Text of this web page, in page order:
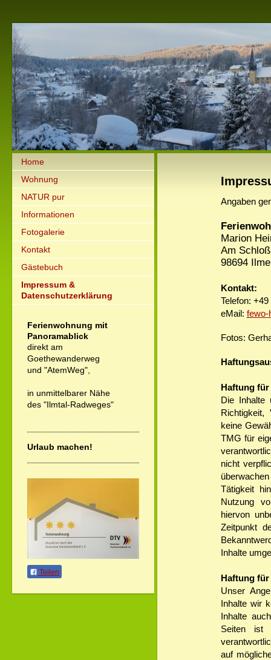
Home
Wohnung
NATUR pur
Informationen
Fotogalerie
Kontakt
Gästebuch
Impressum &
Datenschutzerklärung
Ferienwohnung mit
Panoramablick
direkt am
Goethewanderweg
und "AtemWeg",
in unmittelbarer Nähe
des "Ilmtal-Radweges"
Urlaub machen!
Teilen
Angaben
Marion
Am
98694
Kontakt:
Telefon:
eMail: fewo-
Fotos:
Haftung für
Die Inhalte
Richtigkeit,
keine
TMG für
nicht
Tätigkeit
Nutzung
hiervon
Zeitpunkt
Inhalte
Haftung
Unser
Inhalte wir
Inhalte
Seiten ist
auf